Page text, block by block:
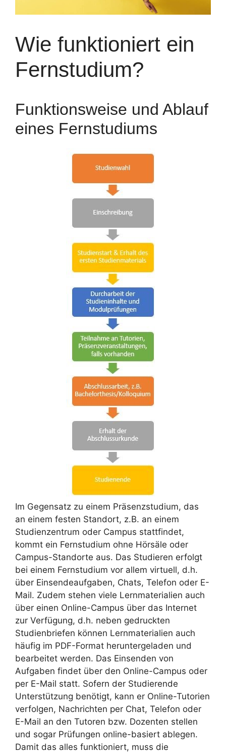
Wie funktioniert ein
Fernstudium?
Funktionsweise und Ablauf
eines Fernstudiums
Im Gegensatz zu einem Präsenzstudium, das
an einem festen Standort, z.B. an einem
Studienzentrum oder Campus stattfindet,
kommt ein Fernstudium ohne Hörsäle oder
Campus-Standorte aus. Das Studieren erfolgt
bei einem Fernstudium vor allem virtuell, d.h.
über Einsendeaufgaben, Chats, Telefon oder E-
Mail. Zudem stehen viele Lernmaterialien auch
über einen Online-Campus über das Internet
zur Verfügung, d.h. neben gedruckten
Studienbriefen können Lernmaterialien auch
häufig im PDF-Format heruntergeladen und
bearbeitet werden. Das Einsenden von
Aufgaben findet über den Online-Campus oder
per E-Mail statt. Sofern der Studierende
Unterstützung benötigt, kann er Online-Tutorien
verfolgen, Nachrichten per Chat, Telefon oder
E-Mail an den Tutoren bzw. Dozenten stellen
und sogar Prüfungen online-basiert ablegen.
Damit das alles funktioniert, muss die